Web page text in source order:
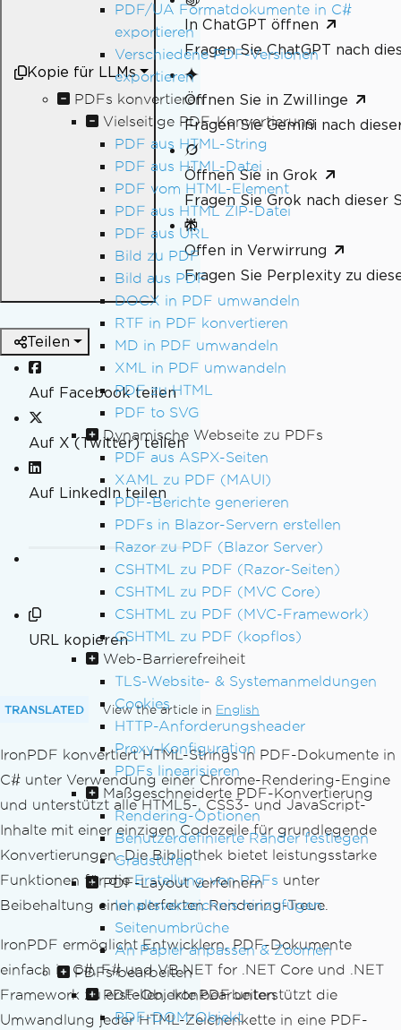
PDF/UA Formatdokumente in C#
exportieren
Verschiedene PDF-Versionen
exportieren
PDFs konvertieren
Vielseitige PDF-Konvertierung
PDF aus HTML-String
PDF aus HTML-Datei
PDF vom HTML-Element
PDF aus HTML ZIP-Datei
PDF aus URL
Bild zu PDF
Bild aus PDF
DOCX in PDF umwandeln
RTF in PDF konvertieren
MD in PDF umwandeln
XML in PDF umwandeln
PDF zu HTML
PDF to SVG
Dynamische Webseite zu PDFs
PDF aus ASPX-Seiten
XAML zu PDF (MAUI)
PDF-Berichte generieren
PDFs in Blazor-Servern erstellen
Razor zu PDF (Blazor Server)
CSHTML zu PDF (Razor-Seiten)
CSHTML zu PDF (MVC Core)
CSHTML zu PDF (MVC-Framework)
CSHTML zu PDF (kopflos)
Web-Barrierefreiheit
TLS-Website- & Systemanmeldungen
Cookies
HTTP-Anforderungsheader
Proxy-Konfiguration
PDFs linearisieren
Maßgeschneiderte PDF-Konvertierung
Rendering-Optionen
Benutzerdefinierte Ränder festlegen
Graustufen
PDF-Layout verfeinern
Inhaltsverzeichnis hinzufügen.
Seitenumbrüche
An Papier anpassen & Zoomen
PDFs bearbeiten
PDF-Objekte bearbeiten
PDF-DOM-Objekt
Kopie für LLMs
In ChatGPT öffnen
Fragen Sie ChatGPT nach
Öffnen Sie in Zwillinge
Fragen Sie Gemini nach
Öffnen Sie in Grok
Fragen Sie Grok nach dieser
Offen in Verwirrung
Fragen Sie Perplexity zu
Teilen
Auf Facebook teilen
Auf X (Twitter) teilen
Auf LinkedIn teilen
URL kopieren
TRANSLATED View the article in English
IronPDF konvertiert HTML-Strings in PDF-Dokumente in
C# unter Verwendung einer Chrome-Rendering-Engine
und unterstützt alle HTML5-, CSS3- und JavaScript-
Inhalte mit einer einzigen Codezeile für grundlegende
Konvertierungen. Die Bibliothek bietet leistungsstarke
Funktionen für dieErstellung von PDFs unter
Beibehaltung einer perfekten Rendering-Treue.
IronPDF ermöglicht Entwicklern, PDF-Dokumente
einfach in C#, F# und VB.NET for .NET Core und .NET
Framework zu erstellen. IronPDF unterstützt die
Umwandlung jeder HTML-Zeichenkette in eine PDF-